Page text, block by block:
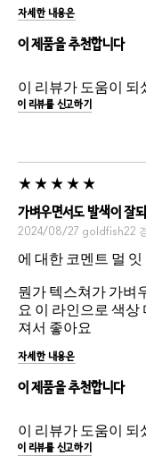
자세한 내용은
이 제품을 추천합니다
이 리뷰가 도움이 되
이 리뷰를 신고하기
가벼우면서도 발색이 잘
2024/08/27 goldfish22
에 대한 코멘트 멀 잇
뭔가 텍스쳐가 가벼
요 이 라인으로 색상
져서 좋아요
자세한 내용은
이 제품을 추천합니다
이 리뷰가 도움이 되
이 리뷰를 신고하기